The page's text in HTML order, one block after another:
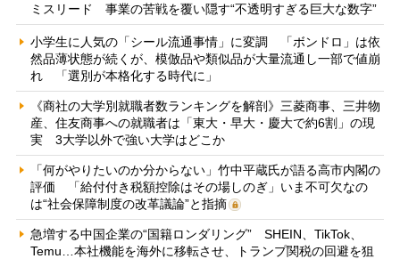
ミスリード 事業の苦戦を覆い隠す“不透明すぎる巨大な数字”
小学生に人気の「シール流通事情」に変調 「ボンドロ」は依
然品薄状態が続くが、模倣品や類似品が大量流通し一部で値崩
れ 「選別が本格化する時代に」
《商社の大学別就職者数ランキングを解剖》三菱商事、三井物
産、住友商事への就職者は「東大・早大・慶大で約6割」の現
実 3大学以外で強い大学はどこか
「何がやりたいのか分からない」竹中平蔵氏が語る高市内閣の
評価 「給付付き税額控除はその場しのぎ」いま不可欠なの
は“社会保障制度の改革議論”と指摘
急増する中国企業の“国籍ロンダリング” SHEIN、TikTok、
Temu…本社機能を海外に移転させ、トランプ関税の回避を狙